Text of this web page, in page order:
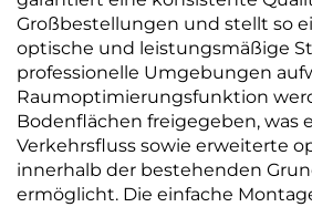
Großbestellungen und stellt so
optische und leistungsmäßige
professionelle Umgebungen
Raumoptimierungsfunktion
Bodenflächen freigegeben, was
Verkehrsfluss sowie erweiterte
innerhalb der bestehenden
ermöglicht. Die einfache